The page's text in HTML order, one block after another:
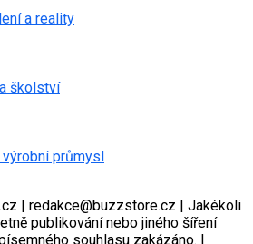
a reality
školství
průmysl
| redakce@buzzstore.cz | Jakékoli
publikování nebo jiného šíření
souhlasu zakázáno.